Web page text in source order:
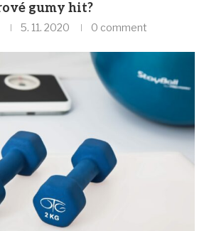
gumy hit?
5. 11. 2020 0 comment